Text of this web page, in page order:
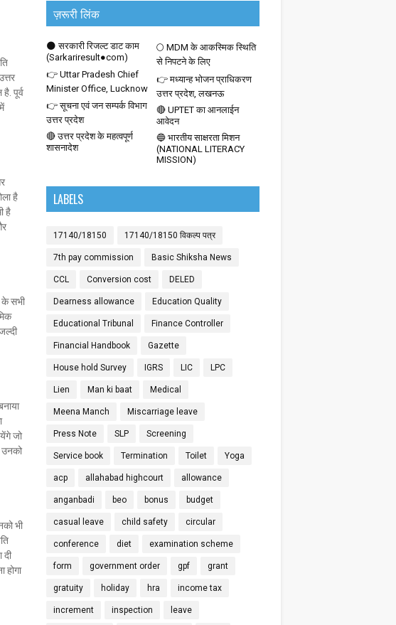
पूर्व
है
है
के सभी
जो
उनको
भी
दी
होगा
ज़रूरी लिंक
🌑 सरकारी रिजल्ट डाट काम
(Sarkariresult●com)
🌕 MDM के आकस्मिक स्थिति
से निपटने के लिए
👉 Uttar Pradesh Chief
Minister Office, Lucknow
👉 मध्यान्ह भोजन प्राधिकरण
उत्तर प्रदेश, लखनऊ
👉 सूचना एवं जन सम्पर्क विभाग
उत्तर प्रदेश
🔴 UPTET का आनलाईन
आवेदन
🔴 उत्तर प्रदेश के महत्वपूर्ण
शासनादेश
🔵 भारतीय साक्षरता मिशन
(NATIONAL LITERACY
MISSION)
LABELS
17140/18150 17140/18150 विकल्प पत्र
7th pay commission Basic Shiksha News
CCL Conversion cost DELED
Dearness allowance Education Quality
Educational Tribunal Finance Controller
Financial Handbook Gazette
House hold Survey IGRS LIC LPC
Lien Man ki baat Medical
Meena Manch Miscarriage leave
Press Note SLP Screening
Service book Termination Toilet Yoga
acp allahabad highcourt allowance
anganbadi beo bonus budget
casual leave child safety circular
conference diet examination scheme
form government order gpf grant
gratuity holiday hra income tax
increment inspection leave